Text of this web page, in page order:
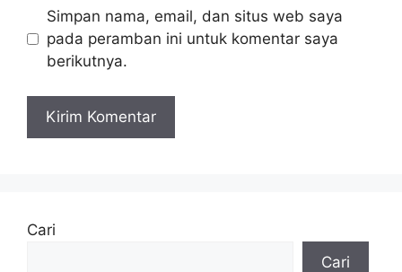
Simpan nama, email, dan situs web saya
pada peramban ini untuk komentar saya
berikutnya.
Cari
Cari